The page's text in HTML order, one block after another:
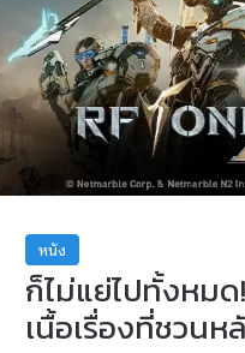
หนัง
ก็ไม่แย่ไปทั้งหมด
เนื้อเรื่องที่ชวนห